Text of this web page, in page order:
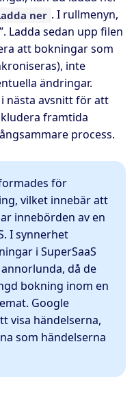
ner . I rullmenyn,
Ladda sedan upp filen
att bokningar som
inte
ändringar.
nästa avsnitt för att
framtida
process.
för
vilket innebär att
innebörden av en
I synnerhet
i SuperSaaS
då de
bokning inom en
Google
visa händelserna,
som händelserna